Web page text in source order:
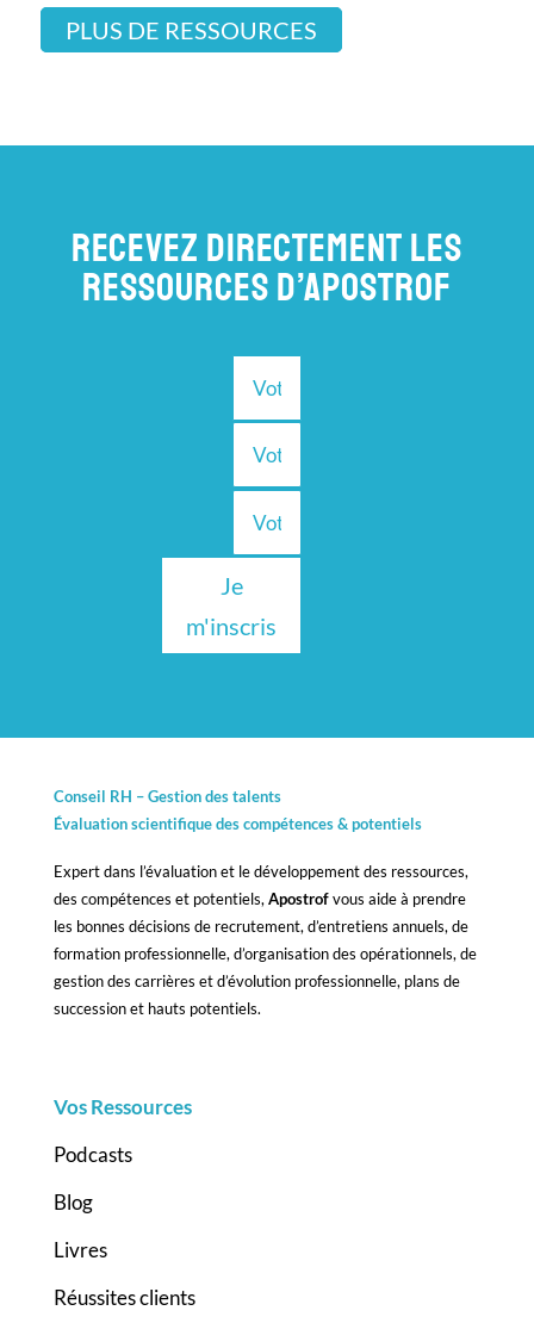
PLUS DE RESSOURCES
RECEVEZ DIRECTEMENT LES
RESSOURCES D’APOSTROF
Je
m'inscris
Conseil RH – Gestion des talents
Évaluation scientifique des compétences &potentiels
Expert dans l’évaluation et le développement des ressources,
des compétences et potentiels, Apostrofvous aide à prendre
les bonnes décisions de recrutement, d’entretiens annuels, de
formation professionnelle, d’organisation des opérationnels, de
gestion des carrières et d’évolution professionnelle, plans de
succession et hauts potentiels.
Vos Ressources
Podcasts
Blog
Livres
Réussites clients